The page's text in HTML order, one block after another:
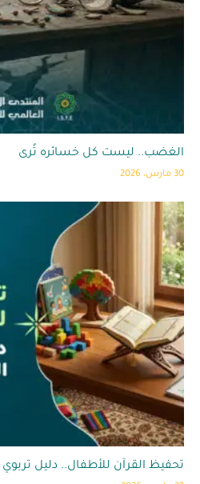
الغضب.. ليست كل خسائره تُرى
30 مارس، 2026
تحفيظ القرآن للأطفال.. دليل